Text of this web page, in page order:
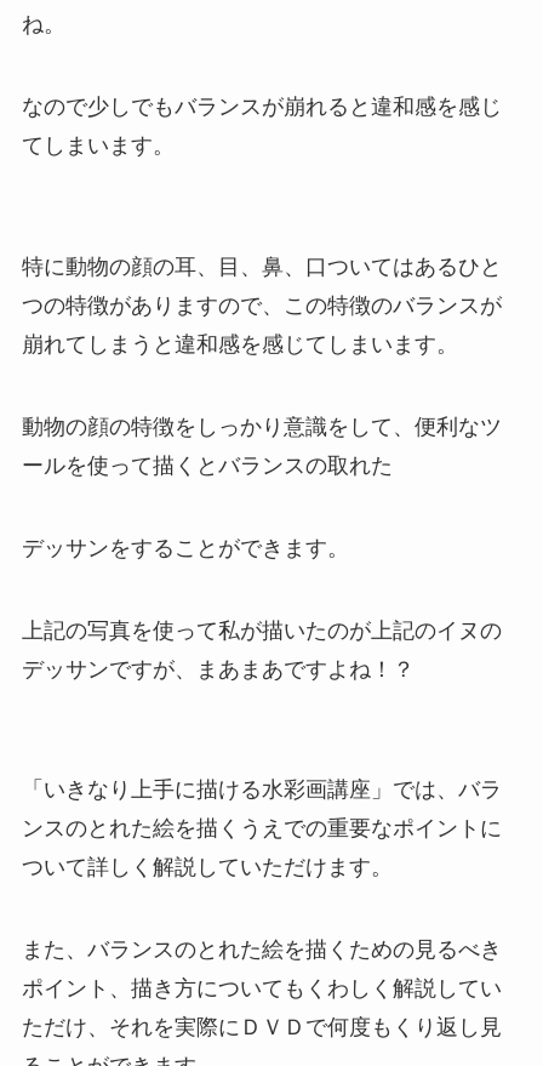
ね。
なので少しでもバランスが崩れると違和感を感じ
てしまいます。
特に動物の顔の耳、目、鼻、口ついてはあるひと
つの特徴がありますので、この特徴のバランスが
崩れてしまうと違和感を感じてしまいます。
動物の顔の特徴をしっかり意識をして、便利なツ
ールを使って描くとバランスの取れた
デッサンをすることができます。
上記の写真を使って私が描いたのが上記のイヌの
デッサンですが、まあまあですよね！？
「いきなり上手に描ける水彩画講座」では、バラ
ンスのとれた絵を描くうえでの重要なポイントに
ついて詳しく解説していただけます。
また、バランスのとれた絵を描くための見るべき
ポイント、描き方についてもくわしく解説してい
ただけ、それを実際にＤＶＤで何度もくり返し見